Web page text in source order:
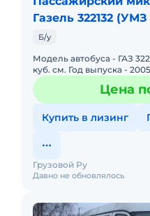
нашем сайте. Там же
технических
можете
техническому
осмотре на месте.
Обращаем Ваше
телефонные звонки
Газель 322132 (УМЗ
Б/у
Модель автобуса - ГАЗ
куб. см. Год выпуска -
Микроавтобус Общий
Количеств
Цена
Купить в лизинг
Давно не обновлялось
Грузовой Ру